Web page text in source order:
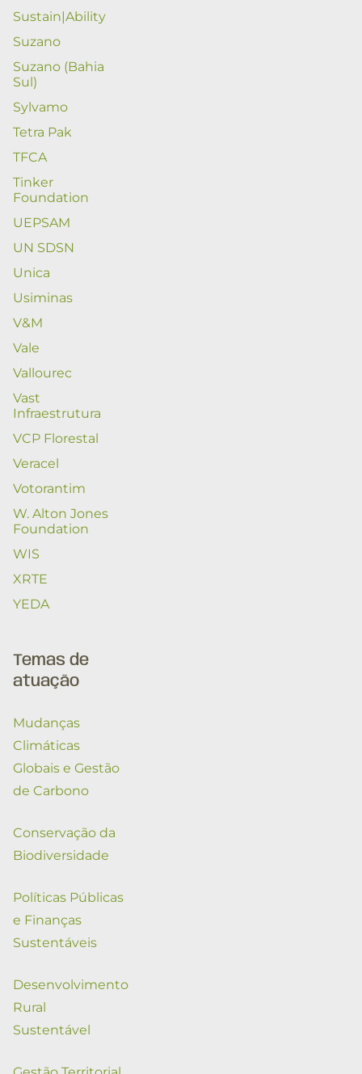
Sustain|Ability
Suzano
Suzano (Bahia
Sul)
Sylvamo
Tetra Pak
TFCA
Tinker
Foundation
UEPSAM
UN SDSN
Unica
Usiminas
V&M
Vale
Vallourec
Vast
Infraestrutura
VCP Florestal
Veracel
Votorantim
W. Alton Jones
Foundation
WIS
XRTE
YEDA
Temas de
atuação
Mudanças
Climáticas
Globais e Gestão
de Carbono
Conservação da
Biodiversidade
Políticas Públicas
e Finanças
Sustentáveis
Desenvolvimento
Rural
Sustentável